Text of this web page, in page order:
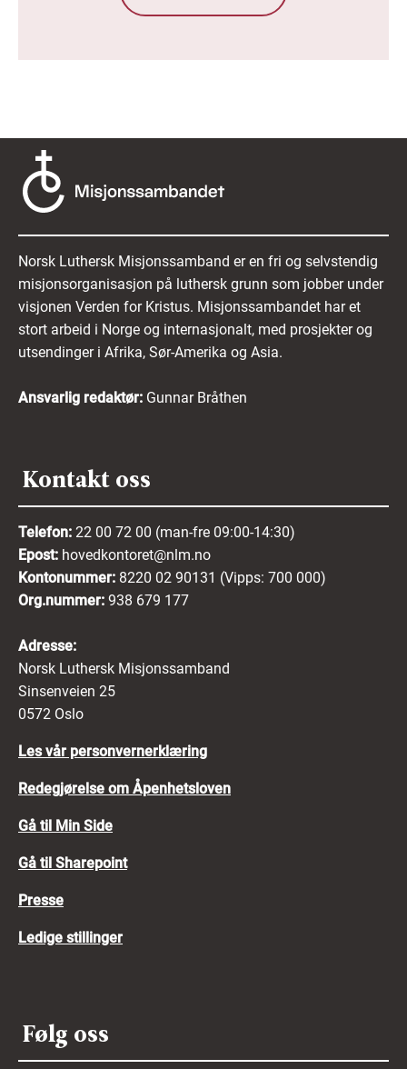
Norsk Luthersk Misjonssamband er en fri og selvstendig
misjonsorganisasjon på luthersk grunn som jobber under
visjonen Verden for Kristus. Misjonssambandet har et
stort arbeid i Norge og internasjonalt, med prosjekter og
utsendinger i Afrika, Sør-Amerika og Asia.
Ansvarlig redaktør: Gunnar Bråthen
Kontakt oss
Telefon: 22 00 72 00 (man-fre 09:00-14:30)
Epost: hovedkontoret@nlm.no
Kontonummer: 8220 02 90131 (Vipps: 700 000)
Org.nummer: 938 679 177
Adresse:
Norsk Luthersk Misjonssamband
Sinsenveien 25
0572 Oslo
Les vår personvernerklæring
Redegjørelse om Åpenhetsloven
Gå til Min Side
Gå til Sharepoint
Presse
Ledige stillinger
Følg oss